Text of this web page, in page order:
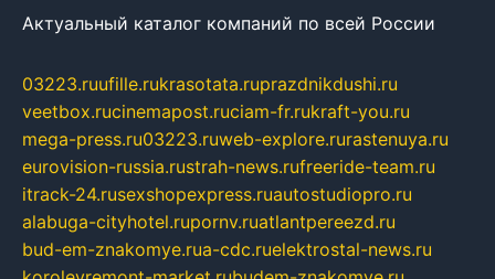
Актуальный каталог компаний по всей России
03223.ruufille.rukrasotata.ruprazdnikdushi.ru
veetbox.rucinemapost.ruciam-fr.rukraft-you.ru
mega-press.ru03223.ruweb-explore.rurastenuya.ru
eurovision-russia.rustrah-news.rufreeride-team.ru
itrack-24.rusexshopexpress.ruautostudiopro.ru
alabuga-cityhotel.rupornv.ruatlantpereezd.ru
bud-em-znakomye.rua-cdc.ruelektrostal-news.ru